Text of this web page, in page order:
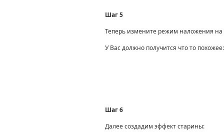
Шаг 5
Теперь измените режим наложения
У Вас должно получится что то похожее:
Шаг 6
Далее создадим эффект старины: